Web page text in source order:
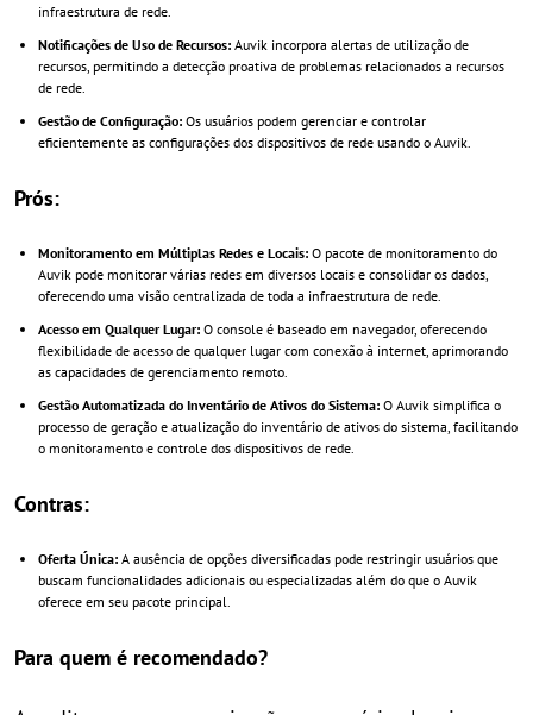
infraestrutura de rede.
Notificações de Uso de Recursos: Auvik incorpora alertas de utilização de
recursos, permitindo a detecção proativa de problemas relacionados a recursos
de rede.
Gestão de Configuração: Os usuários podem gerenciar e controlar
eficientemente as configurações dos dispositivos de rede usando o Auvik.
Prós:
Monitoramento em Múltiplas Redes e Locais: O pacote de monitoramento do
Auvik pode monitorar várias redes em diversos locais e consolidar os dados,
oferecendo uma visão centralizada de toda a infraestrutura de rede.
Acesso em Qualquer Lugar: O console é baseado em navegador, oferecendo
flexibilidade de acesso de qualquer lugar com conexão à internet, aprimorando
as capacidades de gerenciamento remoto.
Gestão Automatizada do Inventário de Ativos do Sistema: O Auvik simplifica o
processo de geração e atualização do inventário de ativos do sistema, facilitando
o monitoramento e controle dos dispositivos de rede.
Contras:
Oferta Única: A ausência de opções diversificadas pode restringir usuários que
buscam funcionalidades adicionais ou especializadas além do que o Auvik
oferece em seu pacote principal.
Para quem é recomendado?